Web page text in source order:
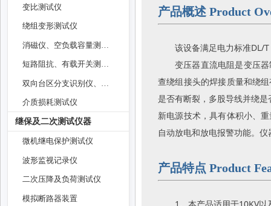
产品概述 Product
该设备满足电力标准DL/
变压器直流电阻是变压
查绕组接头的焊接质量和绕
是否有断裂，多股导线并绕
新电源技术，具有体积小、
自动放电和放电报警功能。
产品特点 Product
变比测试仪
绕组变形测试仪
短路阻抗、有载开关测试仪
介质损耗测试仪
继保及二次测试仪器
微机继电保护测试仪
波形监视记录仪
二次压降及负荷测试仪
模拟断路器装置